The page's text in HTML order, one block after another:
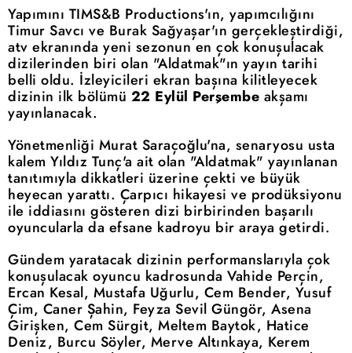
Yapımını TIMS&B Productions'ın, yapımcılığını
Timur Savcı ve Burak Sağyaşar'ın gerçekleştirdiği,
atv ekranında yeni sezonun en çok konuşulacak
dizilerinden biri olan "Aldatmak"ın yayın tarihi
belli oldu. İzleyicileri ekran başına kilitleyecek
dizinin ilk bölümü 22 Eylül Perşembe akşamı
yayınlanacak.
Yönetmenliği Murat Saraçoğlu'na, senaryosu usta
kalem Yıldız Tunç'a ait olan "Aldatmak" yayınlanan
tanıtımıyla dikkatleri üzerine çekti ve büyük
heyecan yarattı. Çarpıcı hikayesi ve prodüksiyonu
ile iddiasını gösteren dizi birbirinden başarılı
oyuncularla da efsane kadroyu bir araya getirdi.
Gündem yaratacak dizinin performanslarıyla çok
konuşulacak oyuncu kadrosunda Vahide Perçin,
Ercan Kesal, Mustafa Uğurlu, Cem Bender, Yusuf
Çim, Caner Şahin, Feyza Sevil Güngör, Asena
Girişken, Cem Sürgit, Meltem Baytok, Hatice
Deniz, Burcu Söyler, Merve Altınkaya, Kerem